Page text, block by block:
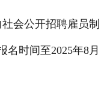
会公开招聘雇员制
名时间至2025年8月